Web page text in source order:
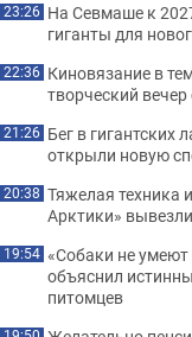
23:26 На Севмаше к
гиганты для
22:36 Киновязание в
творческий
21:26 Бег в гигантских
открыли новую
20:38 Тяжелая техника
Арктики»
19:54 «Собаки не
объяснил
питомцев